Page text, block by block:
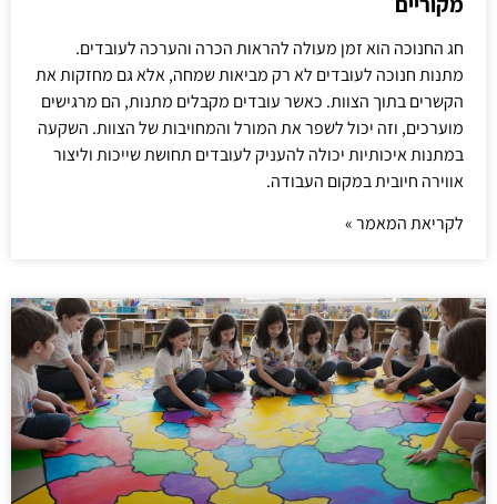
חג החנוכה הוא זמן מעולה להראות הכרה והערכה לעובדים.
מתנות חנוכה לעובדים לא רק מביאות שמחה, אלא גם מחזקות את
הקשרים בתוך הצוות. כאשר עובדים מקבלים מתנות, הם מרגישים
מוערכים, וזה יכול לשפר את המורל והמחויבות של הצוות. השקעה
במתנות איכותיות יכולה להעניק לעובדים תחושת שייכות וליצור
אווירה חיובית במקום העבודה.
לקריאת המאמר »